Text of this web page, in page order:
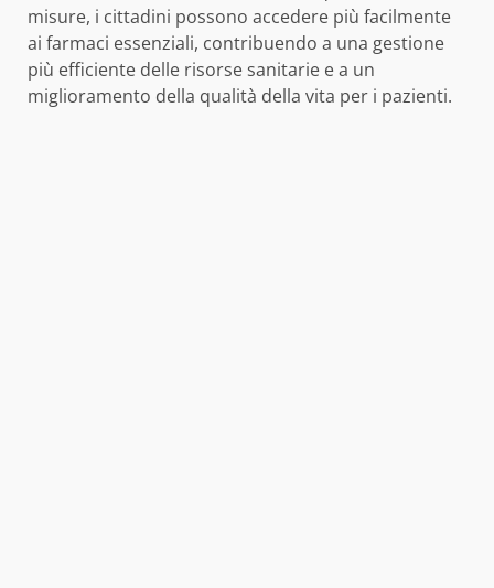
misure, i cittadini possono accedere più facilmente
ai farmaci essenziali, contribuendo a una gestione
più efficiente delle risorse sanitarie e a un
miglioramento della qualità della vita per i pazienti.